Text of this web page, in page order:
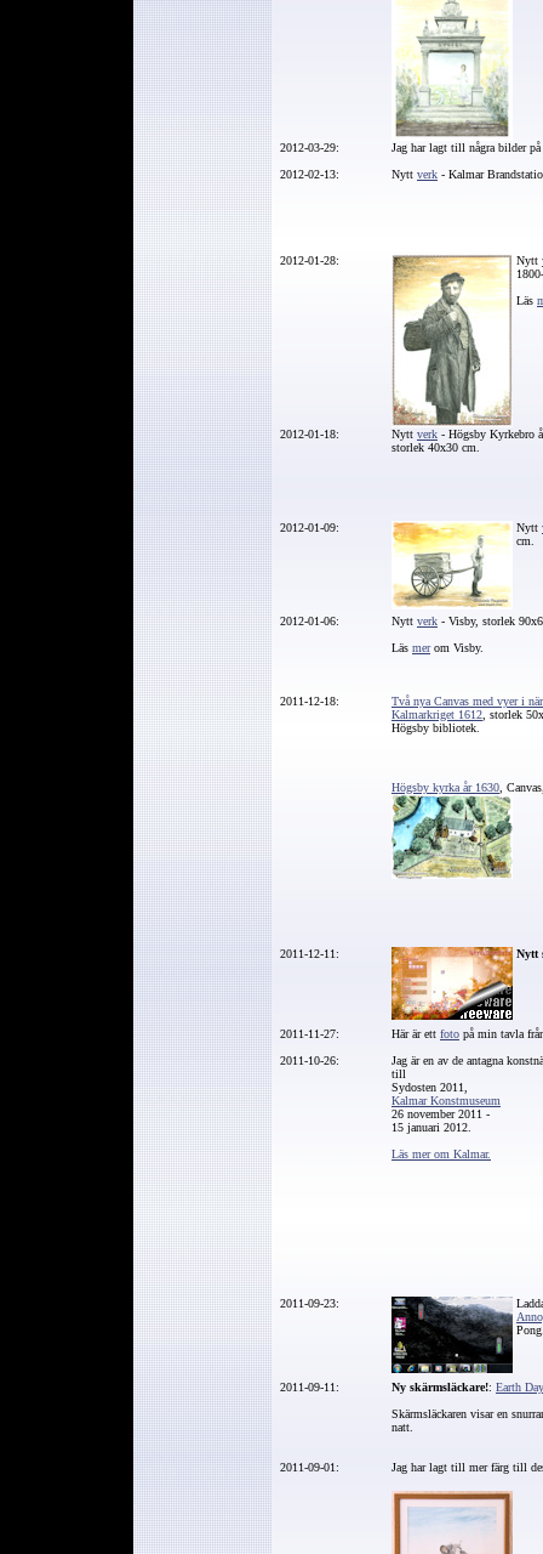
2012-03-29:
Jag har lagt till några bilder på
2012-02-13:
Nytt verk - Kalmar
2012-01-28: Nytt
Läs
2012-01-18: Nytt verk - Högsby Kyrkebro
storlek 40x30 cm.
2012-01-09: Nytt
cm.
2012-01-06: Nytt verk - Visby, storlek
Läs merom Visby.
2011-12-18:
Två nya Canvas med vyer i
Kalmarkriget 1612 , storlek
Högsby bibliotek.
Högsby kyrka år 1630 ,
2011-12-11: Nytt
2011-11-27: Här är ett foto på min tavla
2011-10-26:
Jag är en av de antagna
till
Sydosten 2011,
Kalmar Konstmuseum
26 november 2011 -
15 januari 2012.
Läs mer om Kalmar.
2011-09-23:
2011-09-11: Ny skärmsläckare!: Earth
Skärmsläckaren visar en
natt.
2011-09-01: Jag har lagt till mer färg till